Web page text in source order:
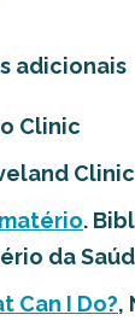
adicionais
Clinic
Clinic
.
da
Can I Do?,